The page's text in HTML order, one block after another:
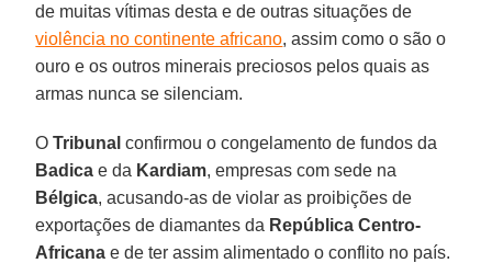
de muitas vítimas desta e de outras situações de
violência no continente africano, assim como o são o
ouro e os outros minerais preciosos pelos quais as
armas nunca se silenciam.
OTribunal confirmou o congelamento de fundos da
Badica e da Kardiam, empresas com sede na
Bélgica, acusando-as de violar as proibições de
exportações de diamantes da República Centro-
Africana e de ter assim alimentado o conflito no país.